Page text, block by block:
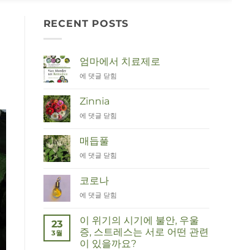
RECENT POSTS
엄마에서 치료제로
Van
tot
Remedies
에 댓글 닫힘
Zinnia
Zinnia
에 댓글 닫힘
매듭풀
Duizendknoop
에 댓글 닫힘
코로나
Corona
에 댓글 닫힘
23
3월
이 위기의 시기에 불안, 우울
증, 스트레스는 서로 어떤 관련
이 있을까요?